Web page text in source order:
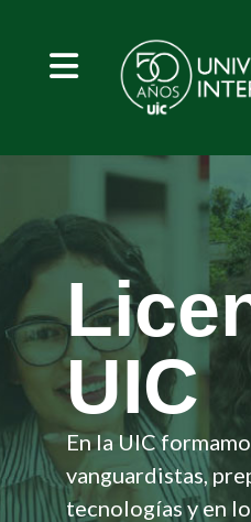
UIC
En la UIC
vanguardistas,
tecnologías y en